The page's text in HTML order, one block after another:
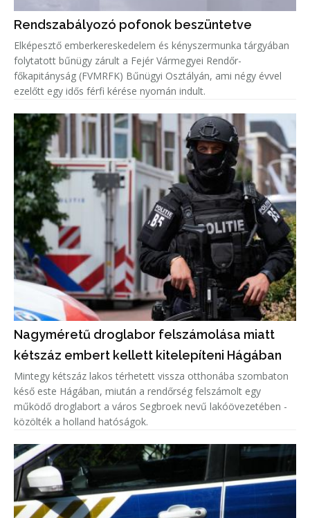
Rendszabályozó pofonok beszüntetve
Elképesztő emberkereskedelem és kényszermunka tárgyában
folytatott bűnügy zárult a Fejér Vármegyei Rendőr-
főkapitányság (FVMRFK) Bűnügyi Osztályán, ami négy évvel
ezelőtt egy idős férfi kérése nyomán indult.
Nagyméretű droglabor felszámolása miatt
kétszáz embert kellett kitelepíteni Hágában
Mintegy kétszáz lakos térhetett vissza otthonába szombaton
késő este Hágában, miután a rendőrség felszámolt egy
működő droglabort a város Segbroek nevű lakóövezetében -
közölték a holland hatóságok.